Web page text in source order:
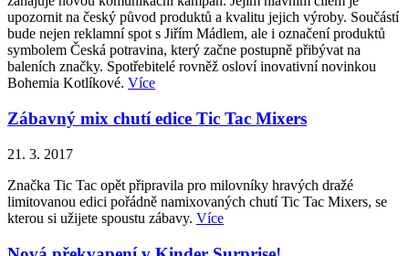
upozornit na český původ produktů a kvalitu jejich výroby. Součástí
bude nejen reklamní spot s Jiřím Mádlem, ale i označení produktů
symbolem Česká potravina, který začne postupně přibývat na
baleních značky. Spotřebitelé rovněž osloví inovativní novinkou
Bohemia Kotlíkové. Více
Zábavný mix chutí edice Tic Tac Mixers
21. 3. 2017
Značka Tic Tac opět připravila pro milovníky hravých dražé
limitovanou edici pořádně namixovaných chutí Tic Tac Mixers, se
kterou si užijete spoustu zábavy. Více